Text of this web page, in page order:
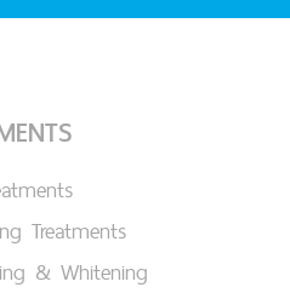
Treatments
& Whitening